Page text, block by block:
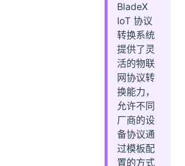
三、配置示例
四、最佳实践
1. Topic 设计
2. 模板编写
3. 调试技巧
4. 性能优化
BladeX
IoT 协议
转换系统
提供了灵
活的物联
网协议转
换能力，
允许不同
厂商的设
备协议通
过模板配
置的方式